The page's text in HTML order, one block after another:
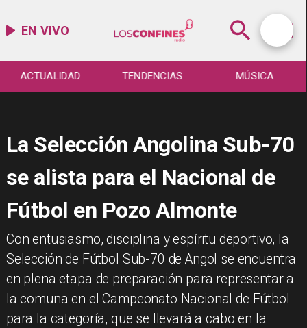
EN VIVO
ACTUALIDAD TENDENCIAS MÚSICA
La Selección Angolina Sub-70
se alista para el Nacional de
Fútbol en Pozo Almonte
​Con entusiasmo, disciplina y espíritu deportivo, la
Selección de Fútbol Sub-70 de Angol se encuentra
en plena etapa de preparación para representar a
la comuna en el Campeonato Nacional de Fútbol
para la categoría, que se llevará a cabo en la